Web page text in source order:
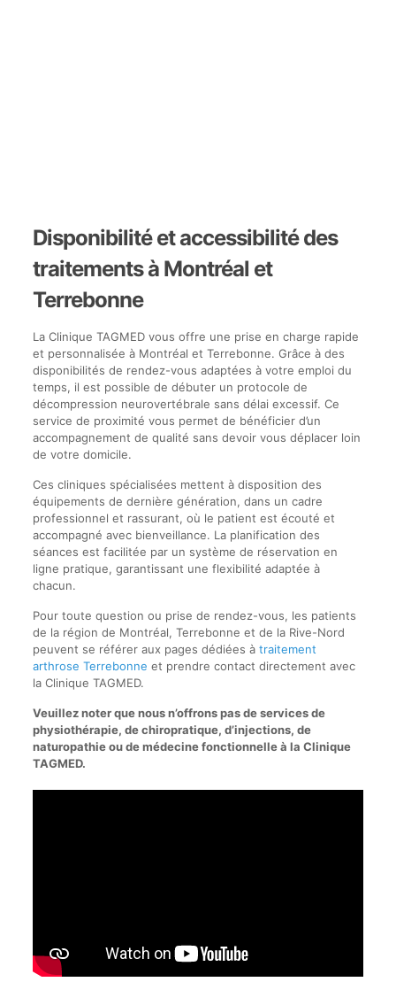
Disponibilité et accessibilité des
traitements à Montréal et
Terrebonne
La Clinique TAGMED vous offre une prise en charge rapide
et personnalisée à Montréal et Terrebonne. Grâce à des
disponibilités de rendez-vous adaptées à votre emploi du
temps, il est possible de débuter un protocole de
décompression neurovertébrale sans délai excessif. Ce
service de proximité vous permet de bénéficier d’un
accompagnement de qualité sans devoir vous déplacer loin
de votre domicile.
Ces cliniques spécialisées mettent à disposition des
équipements de dernière génération, dans un cadre
professionnel et rassurant, où le patient est écouté et
accompagné avec bienveillance. La planification des
séances est facilitée par un système de réservation en
ligne pratique, garantissant une flexibilité adaptée à
chacun.
Pour toute question ou prise de rendez-vous, les patients
de la région de Montréal, Terrebonne et de la Rive-Nord
peuvent se référer aux pages dédiées à traitement
arthrose Terrebonne et prendre contact directement avec
la Clinique TAGMED.
Veuillez noter que nous n’offrons pas de services de
physiothérapie, de chiropratique, d’injections, de
naturopathie ou de médecine fonctionnelle à la Clinique
TAGMED.